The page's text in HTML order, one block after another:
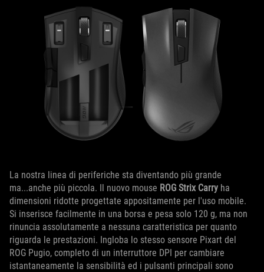
La nostra linea di periferiche sta diventando più grande
ma...anche più piccola. Il nuovo mouse ROG Strix Carry ha
dimensioni ridotte progettate appositamente per l'uso mobile.
Si inserisce facilmente in una borsa e pesa solo 120 g, ma non
rinuncia assolutamente a nessuna caratteristica per quanto
riguarda le prestazioni. Ingloba lo stesso sensore Pixart del
ROG Pugio, completo di un interruttore DPI per cambiare
istantaneamente la sensibilità ed i pulsanti principali sono